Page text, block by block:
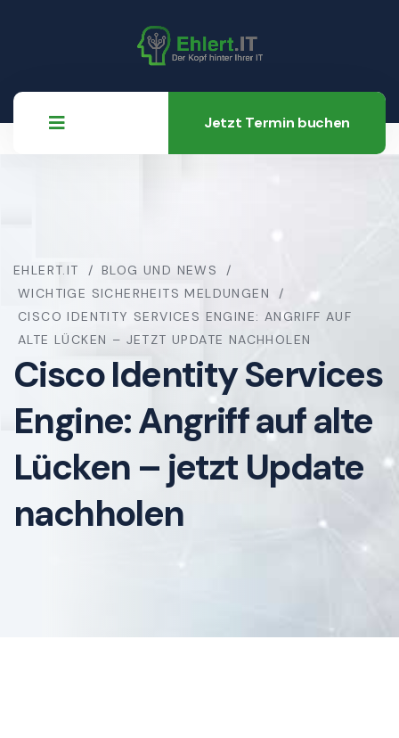
Jetzt Termin buchen
EHLERT.IT
BLOG UND NEWS
WICHTIGE SICHERHEITS MELDUNGEN
CISCO IDENTITY SERVICES ENGINE: ANGRIFF AUF
ALTE LÜCKEN – JETZT UPDATE NACHHOLEN
Cisco Identity Services
Engine: Angriff auf alte
Lücken – jetzt Update
nachholen